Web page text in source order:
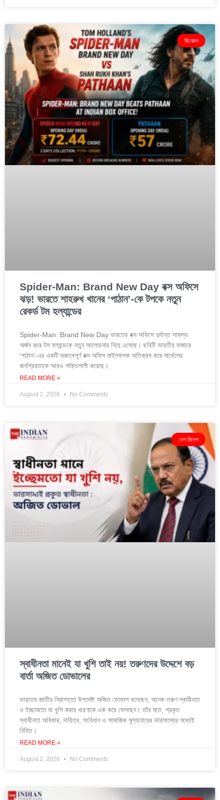
বিনোদন
Spider-Man: Brand New Day বক্স অফিসে
ঝড়! ভারতে শাহরুখ খানের ‘পাঠান’-কে টপকে নতুন
রেকর্ড টম হল্যান্ডের
Spider-Man: Brand New Day ভারতের বক্স অফিসে দুর্দান্ত সাফল্য
অর্জন করে টম হল্যান্ডকে নতুন আলোচনায় নিয়ে এসেছে। ছবিটি ভারতীয় বাজারে
‘পাঠান’-এর একটি গুরুত্বপূর্ণ বক্স অফিস মাইলফলক অতিক্রম করে মার্ভেলের
জনপ্রিয়তাকে আরও শক্তিশালী করেছে।
READ MORE »
August 2, 2026 No Comments
দেশ বিদেশ
স্বাধীনতা মানেই যা খুশি তাই নয়! তরুণদের উদ্দেশে বড়
বার্তা অজিত ডোভালের
ভারতের জাতীয় নিরাপত্তা উপদেষ্টা অজিত ডোভাল বলেছেন, অনেক তরুণ স্বাধীনতা
ও ইচ্ছামতো যা খুশি করার ধারণাকে এক করে ফেলছেন। তাঁর মতে, প্রকৃত
স্বাধীনতা অধিকার, দায়িত্ব, সংবিধান ও সামাজিক মূল্যবোধের ভারসাম্যের মধ্যেই
নিহিত।
READ MORE »
August 2, 2026 No Comments